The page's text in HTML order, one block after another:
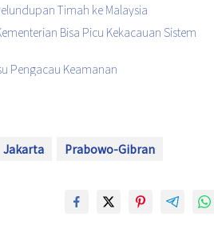
Timah ke Malaysia
Bisa Picu Kekacauan Sistem
Pengacau Keamanan
Jakarta Prabowo-Gibran